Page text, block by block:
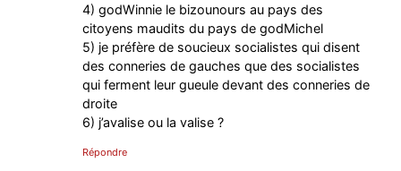
4) godWinnie le bizounours au pays des
citoyens maudits du pays de godMichel
5) je préfère de soucieux socialistes qui disent
des conneries de gauches que des socialistes
qui ferment leur gueule devant des conneries de
droite
6) j’avalise ou la valise ?
Répondre